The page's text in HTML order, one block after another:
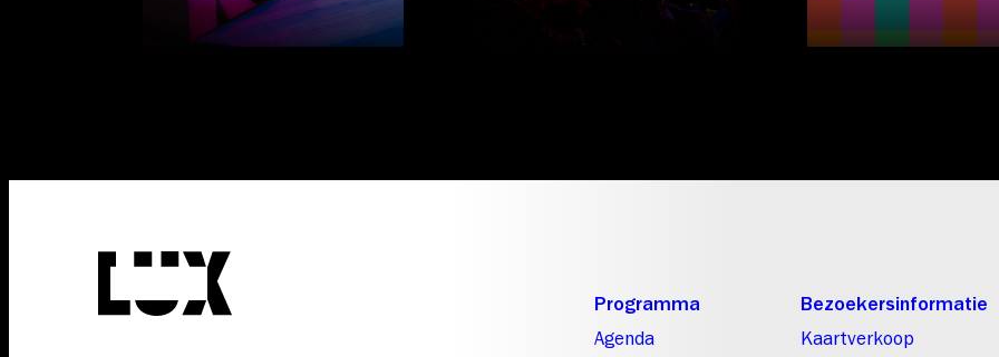
Programma
Agenda
Bezoekersinformatie
Kaartverkoop